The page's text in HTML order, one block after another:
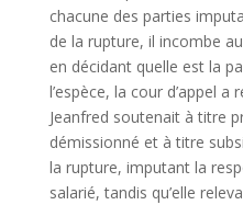
chacune des parties
de la rupture, il incombe
en décidant quelle est la
l’espèce, la cour d’appel a
Jeanfred soutenait à titre
démissionné et à titre
la rupture, imputant la
salarié, tandis qu’elle